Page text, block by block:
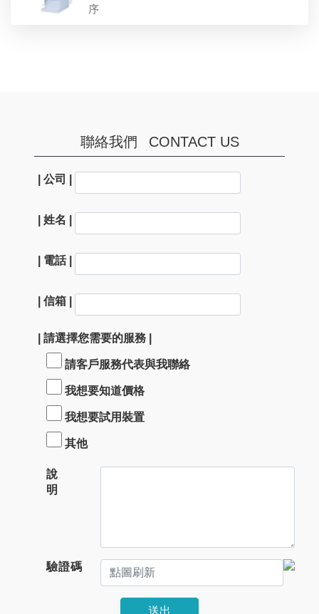
序
聯絡我們 CONTACT US
| 公司 |
| 姓名 |
| 電話 |
| 信箱 |
| 請選擇您需要的服務 |
請客戶服務代表與我聯絡
我想要知道價格
我想要試用裝置
其他
說
明
驗證碼
送出